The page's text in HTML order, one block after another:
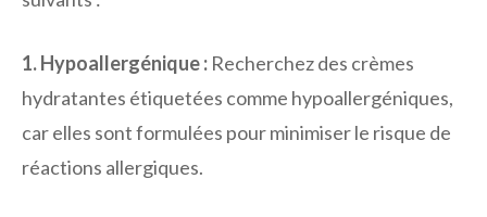
1. Hypoallergénique : Recherchez des crèmes
hydratantes étiquetées comme hypoallergéniques,
car elles sont formulées pour minimiser le risque de
réactions allergiques.